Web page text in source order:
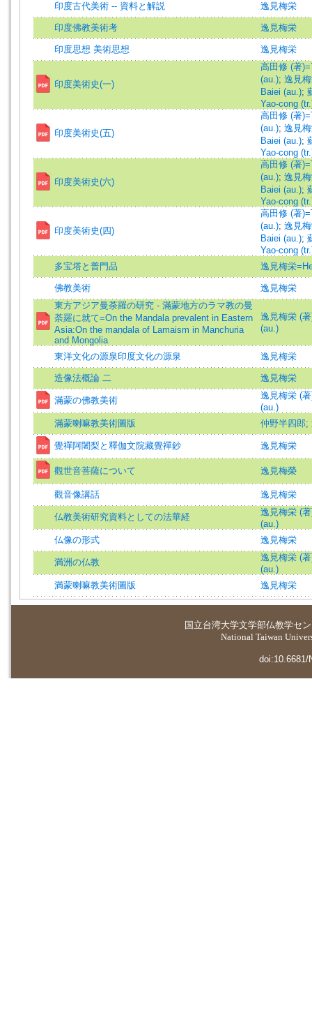
印度古代美術 -- 資料と解説 逸見梅栄
印度佛教美術考 逸見梅栄
印度思想 美術思想 逸見梅栄
印度美術史(一)
高田修 (著
(au.); 逸見
Baiei (au.);
Yao-cong
印度美術史(五)
高田修 (著
(au.); 逸見
Baiei (au.);
Yao-cong
印度美術史(六)
高田修 (著
(au.); 逸見
Baiei (au.);
Yao-cong
印度美術史(四)
高田修 (著
(au.); 逸見
Baiei (au.);
Yao-cong
多宝塔と普門品
逸見梅栄
佛教美術
逸見梅栄
東方アジア曼荼羅の研究 - 滿蒙地方のラマ教の曼
荼羅に就て=On the Maṇḍala prevalent in Eastern
Asia:On the maṇḍala of Lamaism in Manchuria
and Mongolia
逸見梅栄 (
(au.)
東洋文化の源泉印度文化の源泉 逸見梅栄
造像法概論 二 逸見梅栄
滿蒙の佛教美術
逸見梅栄 (
(au.)
滿蒙喇嘛教美術圖版
仲野半四郎;
覺禪阿闍梨と釋伽文院藏覺禪鈔 逸見梅栄
觀世音菩薩について 逸見梅榮
觀音像講話 逸見梅栄
仏教美術研究資料としての法華経
逸見梅栄 (
(au.)
仏像の形式
逸見梅栄
満洲の仏教
逸見梅栄 (
(au.)
満蒙喇嘛教美術圖版
逸見梅栄
国立台湾大学文学部仏教学セ
National Taiwan
doi:10.6681/